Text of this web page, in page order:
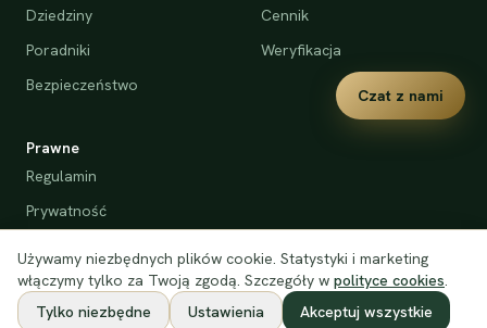
Dziedziny
Poradniki
Bezpieczeństwo
Cennik
Weryfikacja
Prawne
Regulamin
Prywatność
Deklaracja dostępności
Czat z nami
Używamy niezbędnych plików cookie. Statystyki i marketing
włączymy tylko za Twoją zgodą. Szczegóły w polityce cookies.
Tylko niezbędne
Ustawienia Akceptuj wszystkie